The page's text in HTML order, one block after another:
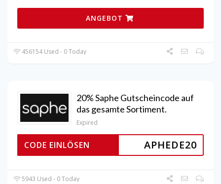
ANGEBOT
456154 Used - 0 Today
20% Saphe Gutscheincode auf
das gesamte Sortiment.
Expired
APHEDE20
CODE EINLÖSEN
5943 Used - 0 Today